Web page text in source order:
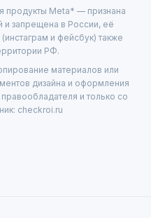
продукты Meta* — признана
и запрещена в России, её
и фейсбук) также
РФ.
материалов или
дизайна и оформления
и только со
checkroi.ru